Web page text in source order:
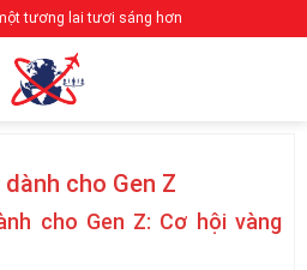
một tương lai tươi sáng hơn
cho Gen Z
cho Gen Z: Cơ hội vàng